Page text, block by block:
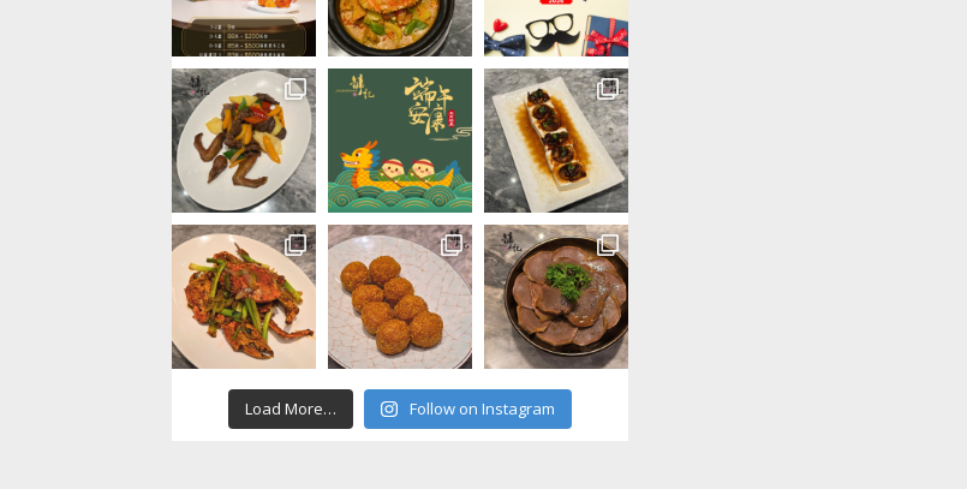
Load More… Follow on Instagram